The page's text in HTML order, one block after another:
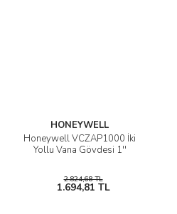
HONEYWELL
Honeywell VCZAP1000 İki
Yollu Vana Gövdesi 1''
2.824,68 TL
1.694,81 TL